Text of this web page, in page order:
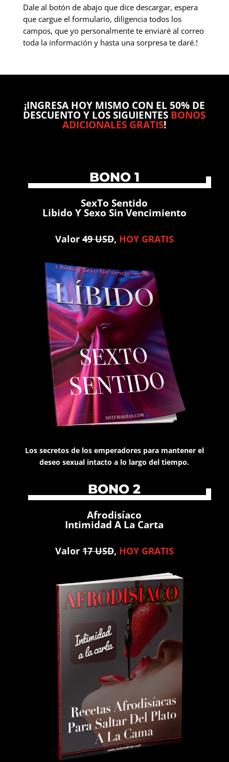
Dale al botón de abajo que dice descargar, espera
que cargue el formulario, diligencia todos los
campos, que yo personalmente te enviaré al correo
toda la información y hasta una sorpresa te daré.!
¡INGRESA HOY MISMO CON EL 50% DE
DESCUENTO Y LOS SIGUIENTES BONOS
ADICIONALES GRATIS!
BONO 1
SexTo Sentido
Libido Y Sexo Sin Vencimiento
Valor 49 USD, HOY GRATIS
Los secretos de los emperadores para mantener el
deseo sexual intacto a lo largo del tiempo.
BONO 2
Afrodisíaco
Intimidad A La Carta
Valor 17 USD, HOY GRATIS